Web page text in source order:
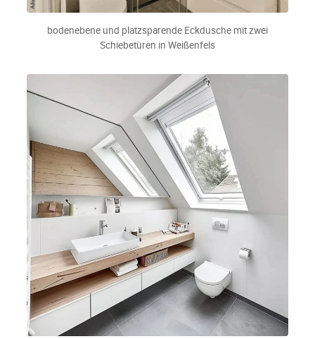
bodenebene und platzsparende Eckdusche mit zwei
Schiebetüren in Weißenfels